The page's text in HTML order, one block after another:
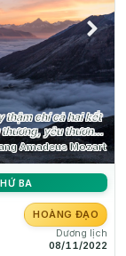
thậm chí cả hai kết
yêu thương,
tài.”
Amadeus Mozart
BA
HOÀNG ĐẠO
Dương lịch
08/11/2022